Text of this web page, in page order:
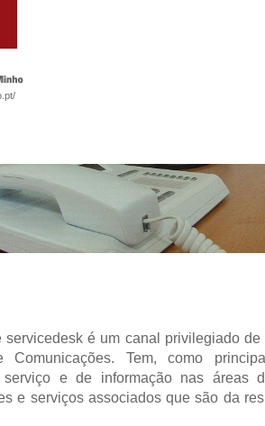
servicedesk é um canal privilegiado
Comunicações. Tem, como
e de informação nas áreas
e serviços associados que são da